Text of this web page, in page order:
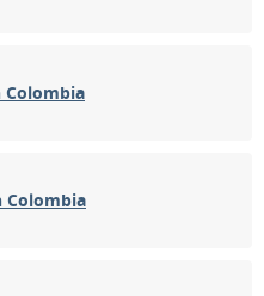
Colombia
Colombia